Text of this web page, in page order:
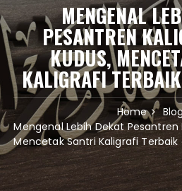
MENGENAL
PESANTREN
KUDUS,
KALIGRAFI
Home
Mengenal Lebih Dekat Pesantren
Mencetak Santri Kaligrafi Terbaik